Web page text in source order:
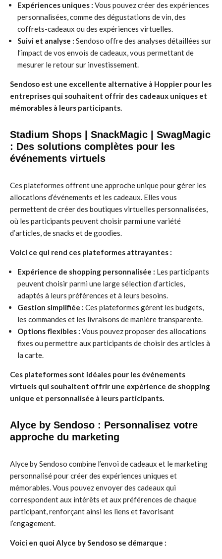
Expériences uniques : Vous pouvez créer des expériences
personnalisées, comme des dégustations de vin, des
coffrets-cadeaux ou des expériences virtuelles.
Suivi et analyse : Sendoso offre des analyses détaillées sur
l’impact de vos envois de cadeaux, vous permettant de
mesurer le retour sur investissement.
Sendoso est une excellente alternative à Hoppier pour les
entreprises qui souhaitent offrir des cadeaux uniques et
mémorables à leurs participants.
Stadium Shops | SnackMagic | SwagMagic
: Des solutions complètes pour les
événements virtuels
Ces plateformes offrent une approche unique pour gérer les
allocations d’événements et les cadeaux. Elles vous
permettent de créer des boutiques virtuelles personnalisées,
où les participants peuvent choisir parmi une variété
d’articles, de snacks et de goodies.
Voici ce qui rend ces plateformes attrayantes :
Expérience de shopping personnalisée : Les participants
peuvent choisir parmi une large sélection d’articles,
adaptés à leurs préférences et à leurs besoins.
Gestion simplifiée : Ces plateformes gèrent les budgets,
les commandes et les livraisons de manière transparente.
Options flexibles : Vous pouvez proposer des allocations
fixes ou permettre aux participants de choisir des articles à
la carte.
Ces plateformes sont idéales pour les événements
virtuels qui souhaitent offrir une expérience de shopping
unique et personnalisée à leurs participants.
Alyce by Sendoso : Personnalisez votre
approche du marketing
Alyce by Sendoso combine l’envoi de cadeaux et le marketing
personnalisé pour créer des expériences uniques et
mémorables. Vous pouvez envoyer des cadeaux qui
correspondent aux intérêts et aux préférences de chaque
participant, renforçant ainsi les liens et favorisant
l’engagement.
Voici en quoi Alyce by Sendoso se démarque :